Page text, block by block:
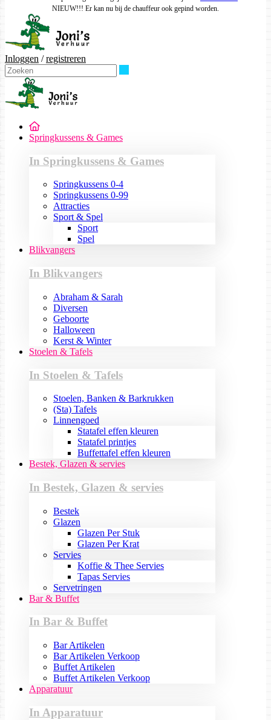
NIEUW!!! Er kan nu bij de chauffeur ook gepind worden.
Inloggen /registreren
Springkussens & Games
In Springkussens & Games
Springkussens 0-4
Springkussens 0-99
Attracties
Sport & Spel
Sport
Spel
Blikvangers
In Blikvangers
Abraham & Sarah
Diversen
Geboorte
Halloween
Kerst & Winter
Stoelen & Tafels
In Stoelen & Tafels
Stoelen, Banken & Barkrukken
(Sta) Tafels
Linnengoed
Statafel effen kleuren
Statafel printjes
Buffettafel effen kleuren
Bestek, Glazen & servies
In Bestek, Glazen & servies
Bestek
Glazen
Glazen Per Stuk
Glazen Per Krat
Servies
Koffie & Thee Servies
Tapas Servies
Servetringen
Bar & Buffet
In Bar & Buffet
Bar Artikelen
Bar Artikelen Verkoop
Buffet Artikelen
Buffet Artikelen Verkoop
Apparatuur
In Apparatuur